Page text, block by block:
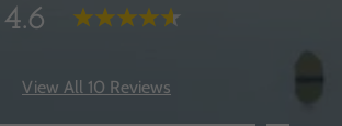
4.6
View All 10 Reviews